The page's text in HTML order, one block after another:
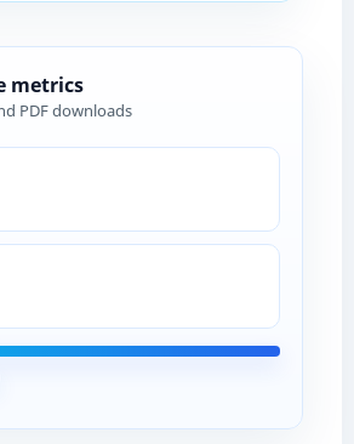
metrics
PDF downloads